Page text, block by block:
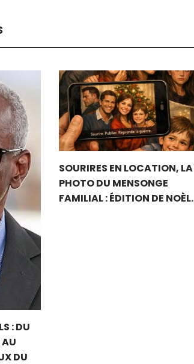
: DU
DU
SOURIRES EN LOCATION, LA
PHOTO DU MENSONGE
FAMILIAL : ÉDITION DE NOÈL.